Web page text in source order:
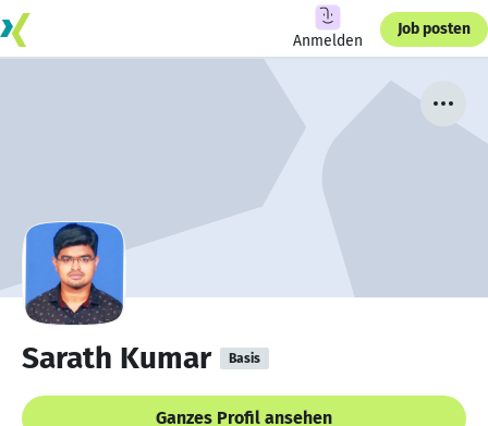
Anmelden
Job posten
Sarath Kumar Basis
Ganzes Profil ansehen